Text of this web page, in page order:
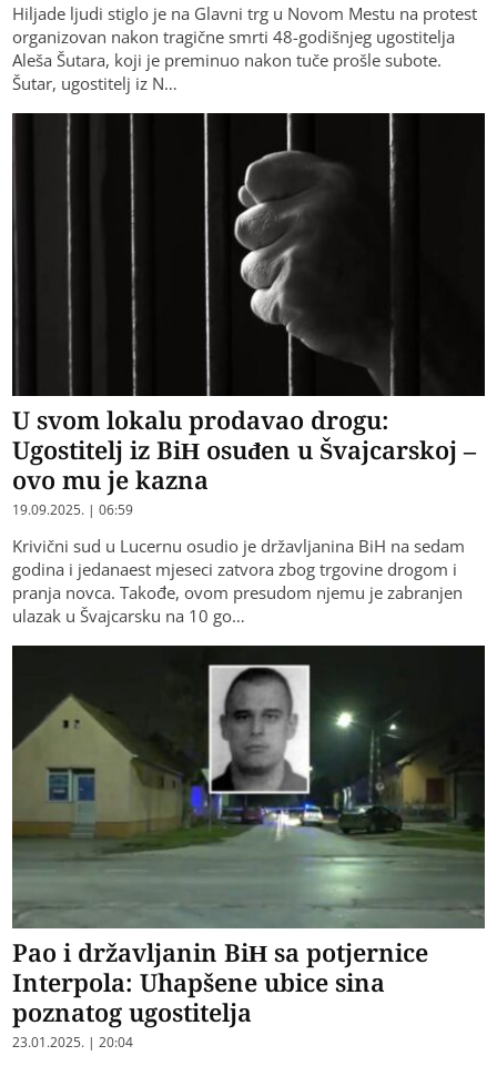
Hiljade ljudi stiglo je na Glavni trg u Novom Mestu na protest
organizovan nakon tragične smrti 48-godišnjeg ugostitelja
Aleša Šutara, koji je preminuo nakon tuče prošle subote.
Šutar, ugostitelj iz N…
U svom lokalu prodavao drogu:
Ugostitelj iz BiH osuđen u Švajcarskoj –
ovo mu je kazna
19.09.2025. | 06:59
Krivični sud u Lucernu osudio je državljanina BiH na sedam
godina i jedanaest mjeseci zatvora zbog trgovine drogom i
pranja novca. Takođe, ovom presudom njemu je zabranjen
ulazak u Švajcarsku na 10 go…
Pao i državljanin BiH sa potjernice
Interpola: Uhapšene ubice sina
poznatog ugostitelja
23.01.2025. | 20:04